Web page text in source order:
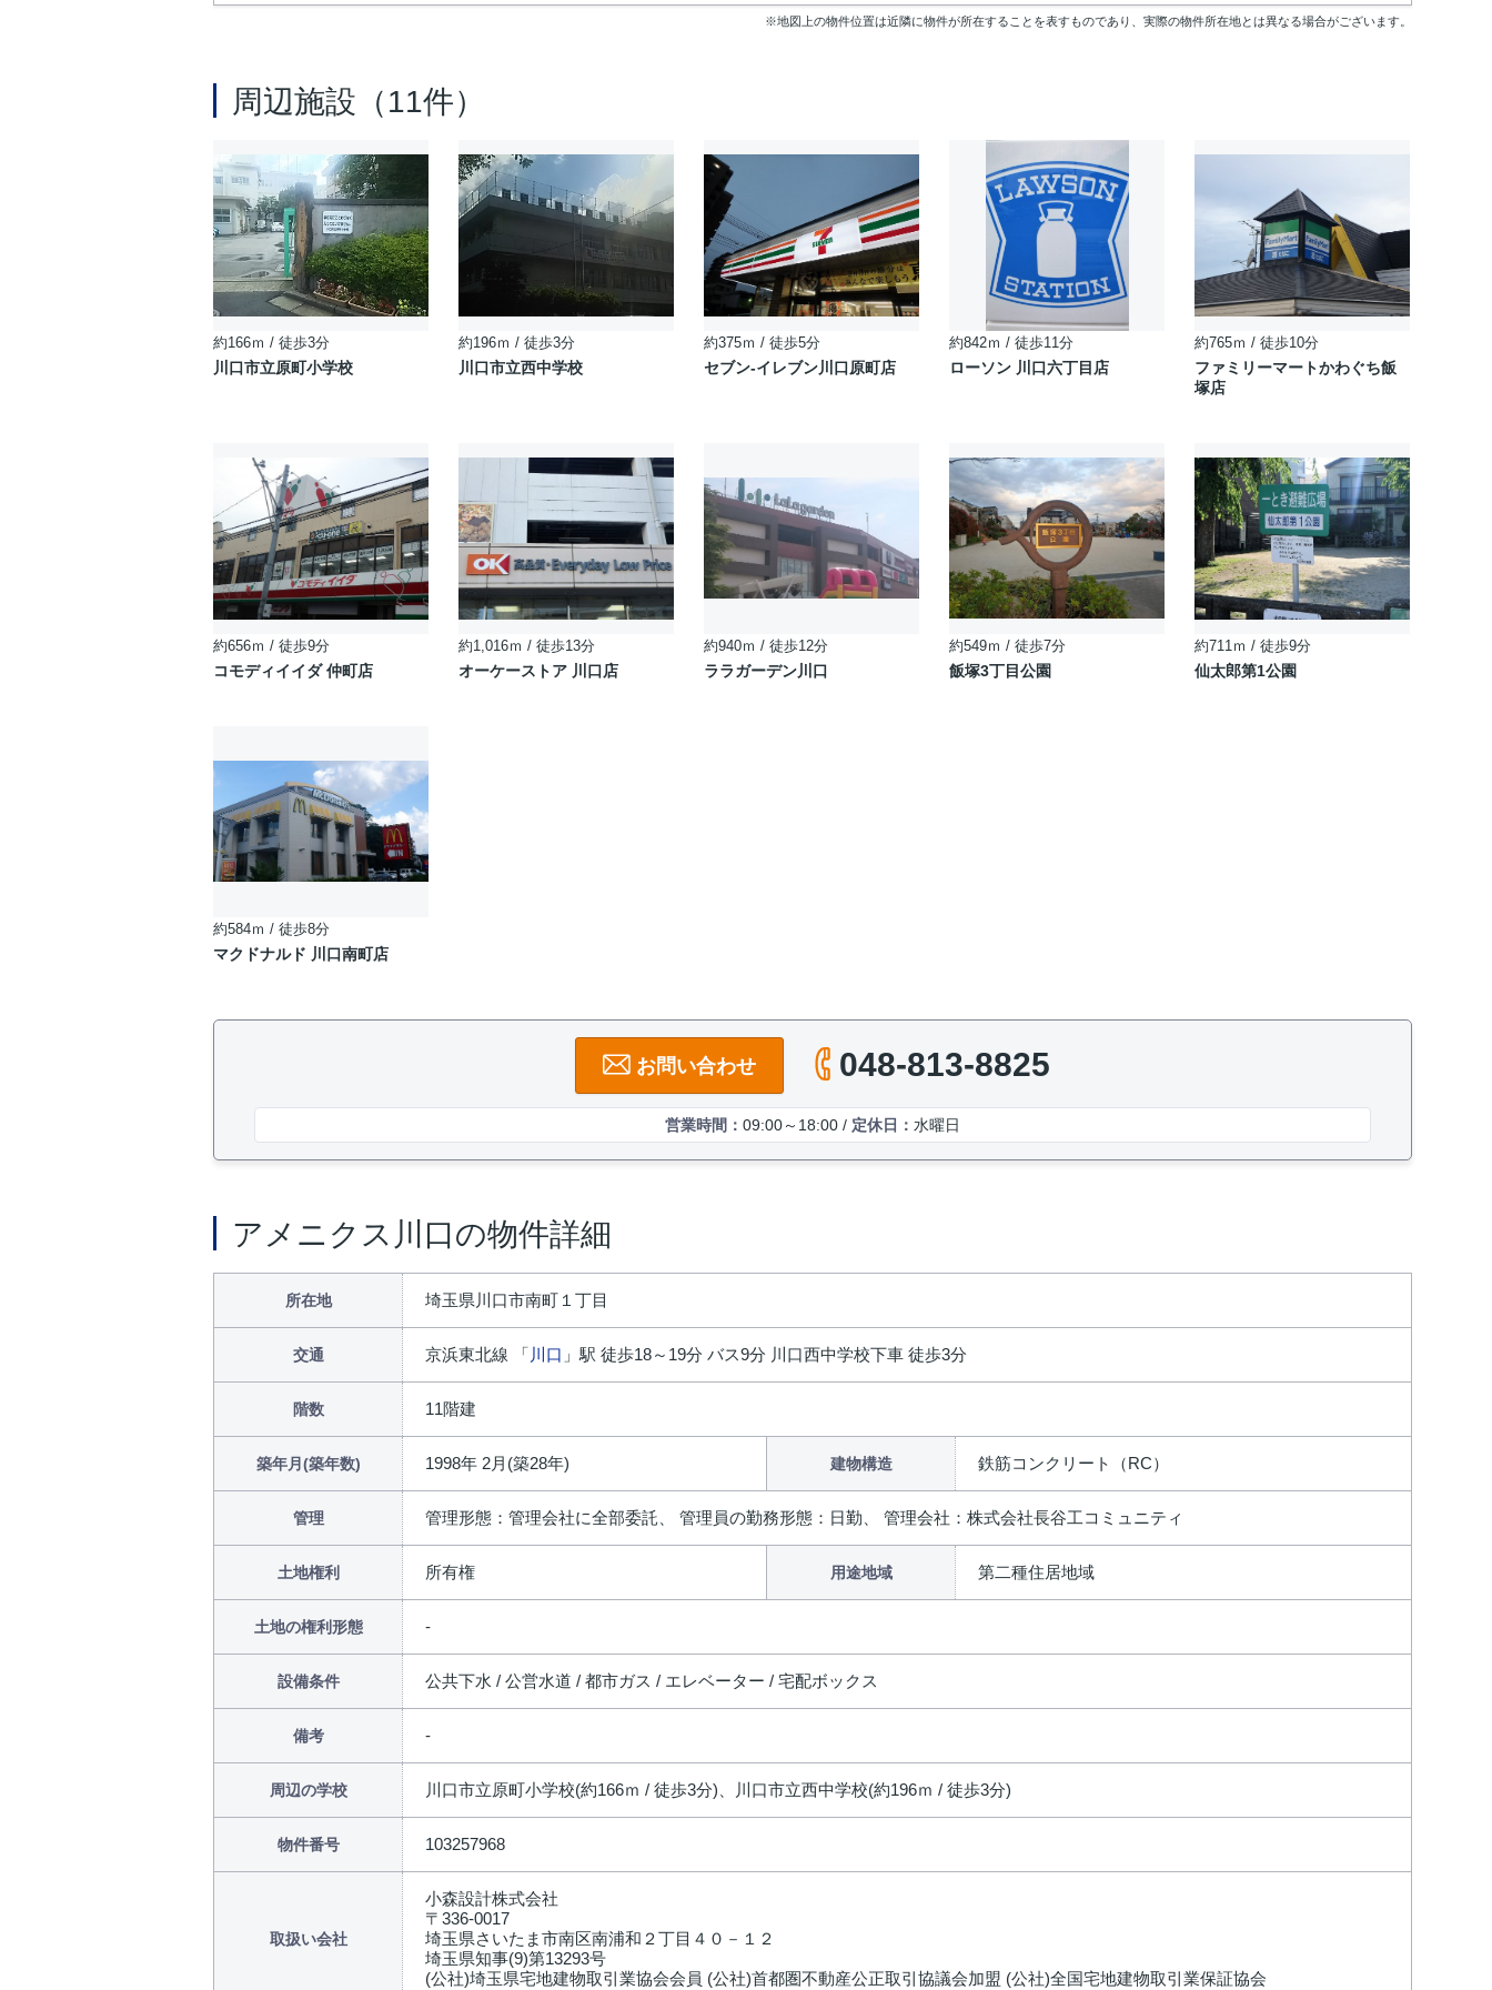
※地図上の物件位置は近隣に物件が所在することを表すものであり、実際の物件所在地とは異なる場合がございます。
周辺施設（11件）
約166ｍ / 徒歩3分
川口市立原町小学校
約196ｍ / 徒歩3分
川口市立西中学校
約375ｍ / 徒歩5分
セブン-イレブン川口原町店
約842ｍ / 徒歩11分
ローソン 川口六丁目店
約765ｍ / 徒歩10分
ファミリーマートかわぐち飯
塚店
約656ｍ / 徒歩9分
コモディイイダ 仲町店
約1,016ｍ / 徒歩13分
オーケーストア 川口店
約940ｍ / 徒歩12分
ララガーデン川口
約549ｍ / 徒歩7分
飯塚3丁目公園
約711ｍ / 徒歩9分
仙太郎第1公園
約584ｍ / 徒歩8分
マクドナルド 川口南町店
お問い合わせ 048-813-8825
営業時間： 09:00～18:00 / 定休日： 水曜日
アメニクス川口の物件詳細
所在地 埼玉県川口市南町１丁目
交通 京浜東北線 「 川口 」駅 徒歩18～19分 バス9分 川口西中学校下車 徒歩3分
階数 11階建
築年月(築年数) 1998年 2月(築28年) 建物構造 鉄筋コンクリート（RC）
管理 管理形態：管理会社に全部委託、 管理員の勤務形態：日勤、 管理会社：株式会社長谷工コミュニティ
土地権利 所有権 用途地域 第二種住居地域
土地の権利形態
設備条件 公共下水 / 公営水道 / 都市ガス / エレベーター / 宅配ボックス
備考
周辺の学校 川口市立原町小学校(約166ｍ / 徒歩3分)、川口市立西中学校(約196ｍ / 徒歩3分)
物件番号 103257968
取扱い会社
小森設計株式会社
〒336-0017
埼玉県さいたま市南区南浦和２丁目４０－１２
埼玉県知事(9)第13293号
(公社)埼玉県宅地建物取引業協会会員 (公社)首都圏不動産公正取引協議会加盟 (公社)全国宅地建物取引業保証協会